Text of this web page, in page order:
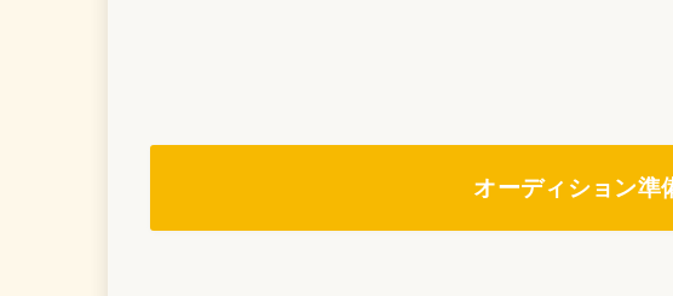
オーディション準